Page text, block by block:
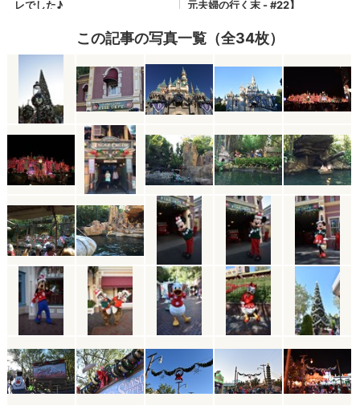
この記事の写真一覧（全34枚）